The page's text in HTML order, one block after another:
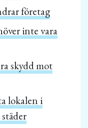
företag
inte vara
skydd mot
lokalen i